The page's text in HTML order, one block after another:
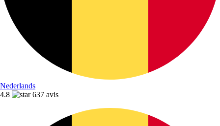
Nederlands
4.8
637 avis